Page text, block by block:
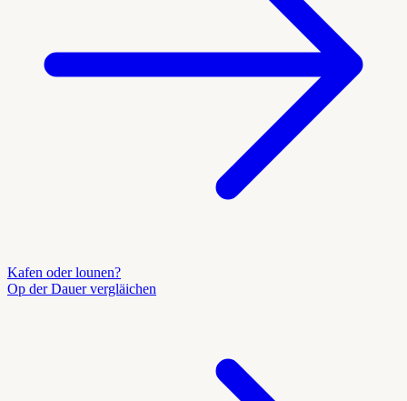
Kafen oder lounen?
Op der Dauer vergläichen